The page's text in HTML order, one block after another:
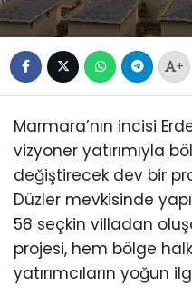
+
Marmara’nın incisi
vizyoner yatırımıyla
değiştirecek dev bir
Düzler mevkisinde
58 seçkin villadan
projesi, hem bölge
yatırımcıların yoğun